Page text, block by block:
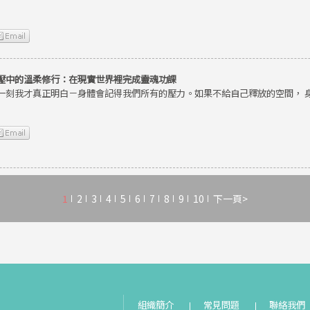
中的溫柔修行：在現實世界裡完成靈魂功課
刻我才真正明白－身體會記得我們所有的壓力。如果不給自己釋放的空間，
1 2 3 4 5 6 7 8 9 10 下一頁>
組織簡介 常見問題 聯絡我們